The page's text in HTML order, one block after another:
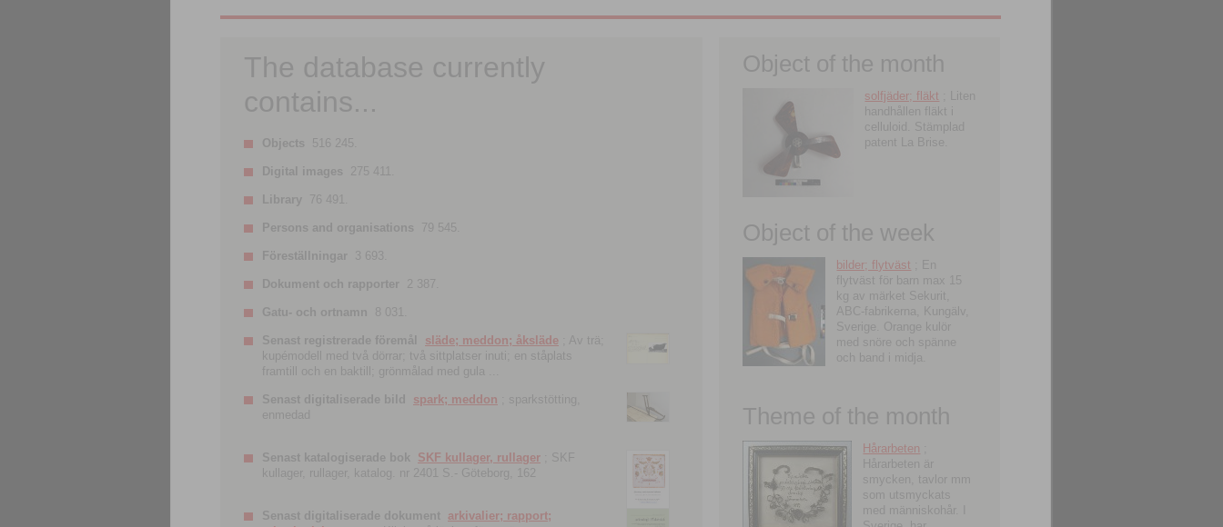
The database currently
contains...
Objects 516 245.
Digital images 275 411.
Library 76 491.
Persons and organisations 79 545.
Föreställningar 3 693.
Dokument och rapporter 2 387.
Gatu- och ortnamn 8 031.
Senast registrerade föremål släde; meddon; åksläde ; Av trä;
kupémodell med två dörrar; två sittplatser inuti; en ståplats
framtill och en baktill; grönmålad med gula ...
Senast digitaliserade bild spark; meddon ; sparkstötting,
enmedad
Senast katalogiserade bok SKF kullager, rullager ; SKF
kullager, rullager, katalog. nr 2401 S.- Göteborg, 162
Senast digitaliserade dokument arkivalier; rapport;
Object of the month
solfjäder; fläkt ; Liten
handhållen fläkt i
celluloid. Stämplad
patent La Brise.
Object of the week
bilder; flytväst ; En
flytväst för barn max 15
kg av märket Sekurit,
ABC-fabrikerna, Kungälv,
Sverige. Orange kulör
med snöre och spänne
och band i midja.
Theme of the month
Hårarbeten
Hårarbeten är
smycken, tavlor mm
som utsmyckats
med människohår. I